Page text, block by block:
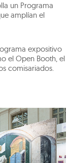
un Programa
amplían el
expositivo
el Open Booth, el
comisariados.